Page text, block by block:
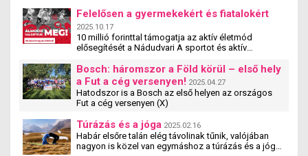
Felelősen a gyermekekért és fiatalokért
2025.10.17
10 millió forinttal támogatja az aktív életmód
elősegítését a Nádudvari A sportot és aktív
iskolák szakmai tevékenységét támogatja a
Nádudvari hamarosan induló pályázata. A
#mitehetünktöbbet pályzat a cég társadalmi
felelősségvállalási programjának új eleme. A
pályázaton olyan magyarországi szervezetek
vehetnek részt, amelyek 5 és 25 év közötti fiatalok
számára biztosítják a rendszeres mozgás,
sportolás lehetőségét – jelentette be Nagy Ádám, a
Nádudvari Élelmiszer Kft. ügyvezető igazgatója.
Bosch: háromszor a Föld körül – első hely
a Fut a cég versenyen! 2025.04.27
Hatodszor is a Bosch az első helyen az országos
Fut a cég versenyen (X)
Túrázás és a jóga 2025.02.16
Habár elsőre talán elég távolinak tűnik, valójában
nagyon is közel van egymáshoz a túrázás és a jóga.